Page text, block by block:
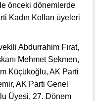
önceki dönemlerde
Kadın Kolları üyeleri
Abdurrahim Fırat,
Mehmet Sekmen,
Küçükoğlu, AK Parti
AK Parti Genel
Üyesi, 27. Dönem